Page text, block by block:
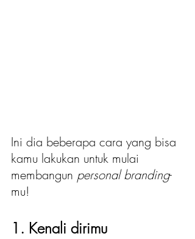
Ini dia beberapa cara yang bisa
kamu lakukan untuk mulai
membangun personal branding-
mu!
1. Kenali dirimu